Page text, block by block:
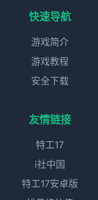
快速导航
游戏简介
游戏教程
安全下载
友情链接
特工17
i社中国
特工17安卓版